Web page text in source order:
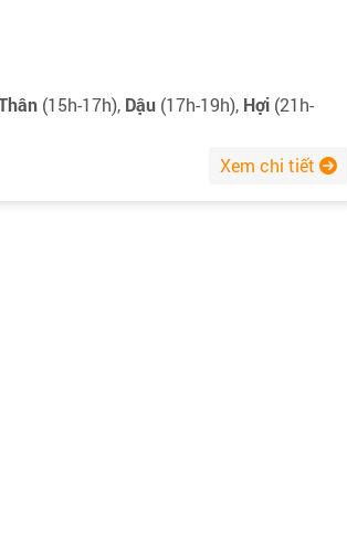
(15h-17h), Dậu (17h-19h), Hợi (21h-
Xem chi tiết